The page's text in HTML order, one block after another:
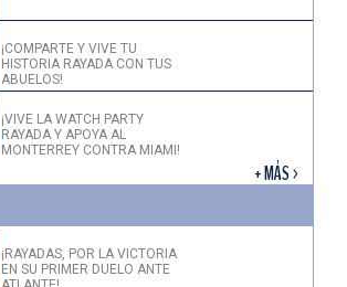
¡COMPARTE Y VIVE TU
HISTORIA RAYADA CON TUS
ABUELOS!
¡VIVE LA WATCH PARTY
RAYADA Y APOYA AL
MONTERREY CONTRA MIAMI!
+ MÁS >
¡RAYADAS, POR LA VICTORIA
EN SU PRIMER DUELO ANTE